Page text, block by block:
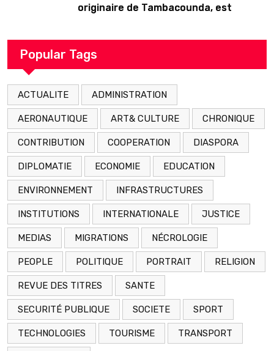
originaire de Tambacounda, est
arrestation
Popular Tags
ACTUALITE ADMINISTRATION
AERONAUTIQUE ART& CULTURE CHRONIQUE
CONTRIBUTION COOPERATION DIASPORA
DIPLOMATIE ECONOMIE EDUCATION
ENVIRONNEMENT INFRASTRUCTURES
INSTITUTIONS INTERNATIONALE JUSTICE
MEDIAS MIGRATIONS NÉCROLOGIE
PEOPLE POLITIQUE PORTRAIT RELIGION
REVUE DES TITRES SANTE
SECURITÉ PUBLIQUE SOCIETE SPORT
TECHNOLOGIES TOURISME TRANSPORT